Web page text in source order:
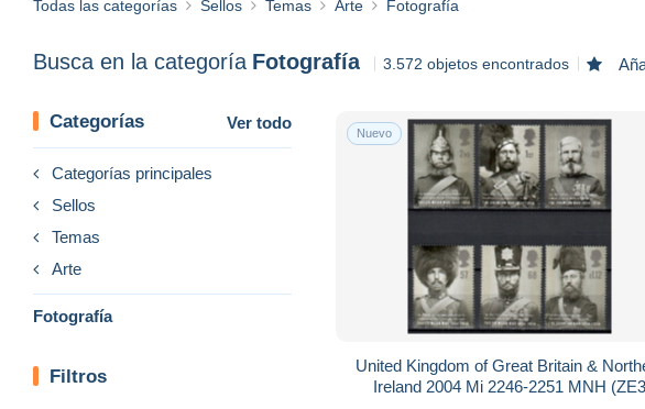
Todas las categorías Sellos Temas Arte Fotografía
Busca en la categoría Fotografía 3.572 objetos encontrados
Categorías Ver todo
Categorías principales
Sellos
Temas
Arte
Fotografía
Filtros
Nuevo
United Kingdom of Great Britain &
Ireland 2004 Mi 2246-2251 MNH (ZE3